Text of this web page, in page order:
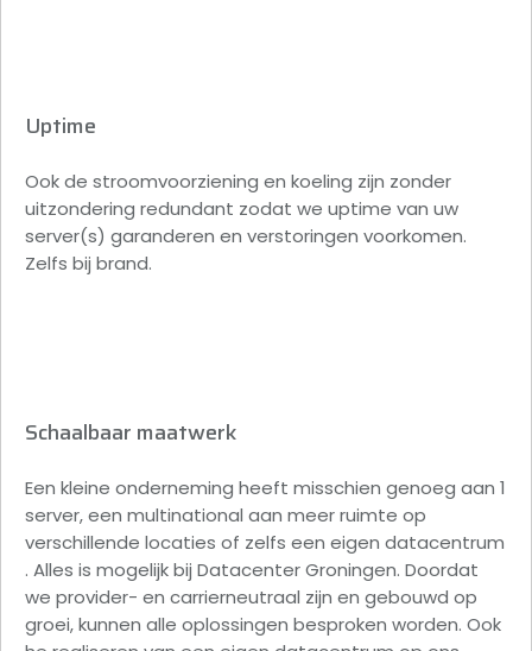
Uptime
Ook de stroomvoorziening en koeling zijn zonder
uitzondering redundant zodat we uptime van uw
server(s) garanderen en verstoringen voorkomen.
Zelfs bij brand.
Schaalbaar maatwerk
Een kleine onderneming heeft misschien genoeg aan 1
server, een multinational aan meer ruimte op
verschillende locaties of zelfs een eigen datacentrum
. Alles is mogelijk bij Datacenter Groningen. Doordat
we provider- en carrierneutraal zijn en gebouwd op
groei, kunnen alle oplossingen besproken worden. Ook